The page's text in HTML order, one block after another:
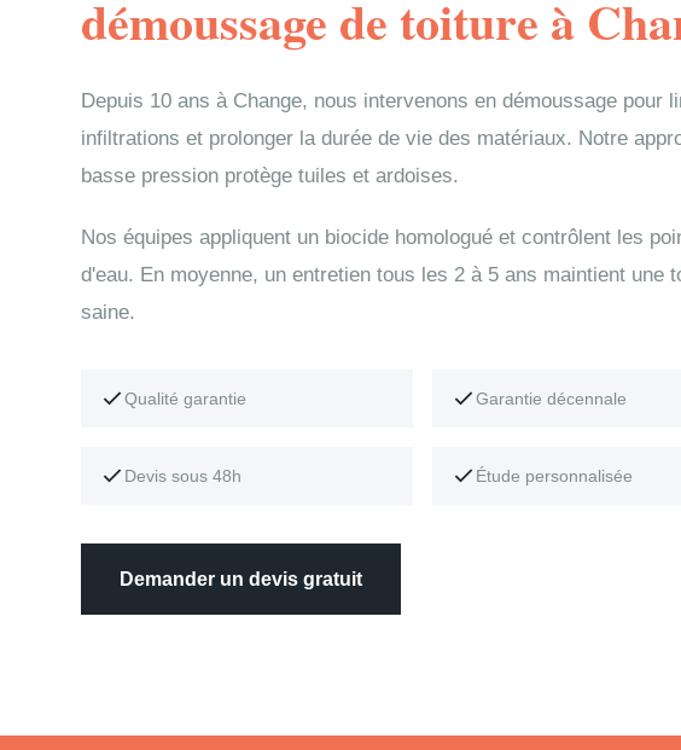
démoussage de toiture à
Depuis 10 ans à Change, nous intervenons en démoussage pour
infiltrations et prolonger la durée de vie des matériaux. Notre
basse pression protège tuiles et ardoises.
Nos équipes appliquent un biocide homologué et contrôlent les
d'eau. En moyenne, un entretien tous les 2 à 5 ans maintient une
saine.
Qualité garantie Garantie décennale
Devis sous 48h Étude personnalisée
Demander un devis gratuit